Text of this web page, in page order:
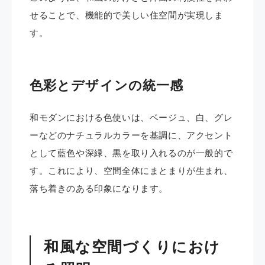
せることで、機能的で美しい住空間が実現しま
す。
色彩とデザインの統一感
和モダンにおける色使いは、ベージュ、白、グレ
ーなどのナチュラルカラーを基調に、アクセント
として藍色や深緑、黒を取り入れるのが一般的で
す。これにより、空間全体にまとまりが生まれ、
落ち着きのある印象になります。
和風な空間づくりにおけ